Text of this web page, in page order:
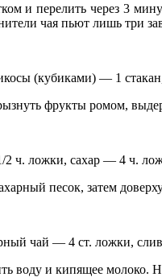
и перелить через 3
чая пьют лишь три
(кубиками) — 1
фрукты ромом,
ч. ложки, сахар — 4 ч.
песок, затем
чай — 4 ст. ложки,
воду и кипящее молоко.